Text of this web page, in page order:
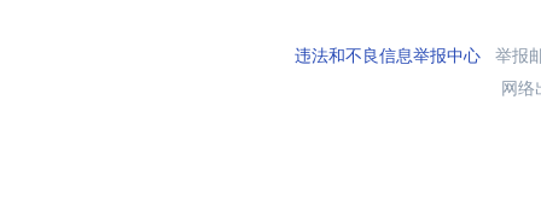
违法和不良信息举报中心举报
网